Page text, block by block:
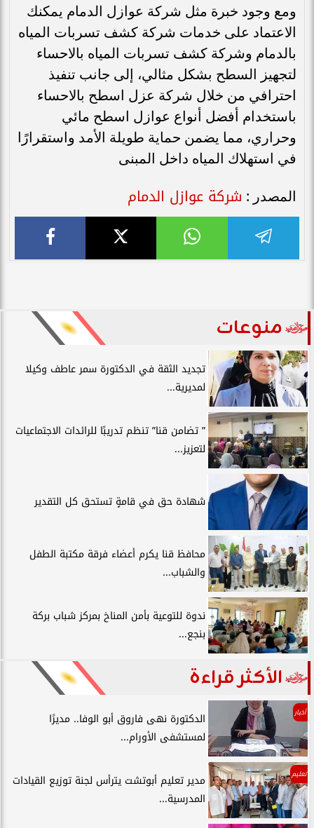
ومع وجود خبرة مثل شركة عوازل الدمام يمكنك
الاعتماد على خدمات شركة كشف تسربات المياه
بالدمام وشركة كشف تسربات المياه بالاحساء
لتجهيز السطح بشكل مثالي، إلى جانب تنفيذ
احترافي من خلال شركة عزل اسطح بالاحساء
باستخدام أفضل أنواع عوازل اسطح مائي
وحراري، مما يضمن حماية طويلة الأمد واستقرارًا
في استهلاك المياه داخل المبنى
المصدر : شركة عوازل الدمام
منوعات
تجديد الثقة في الدكتورة سمر عاطف وكيلا
لمديرية...
” تضامن قنا” تنظم تدريبًا للرائدات الاجتماعيات
لتعزيز...
شهادة حق في قامةٍ تستحق كل التقدير
محافظ قنا يكرم أعضاء فرقة مكتبة الطفل
والشباب...
ندوة للتوعية بأمن المناخ بمركز شباب بركة
بنجع...
الأكثر قراءة
أخبار
الدكتورة نهى فاروق أبو الوفا.. مديرًا
لمستشفى الأورام...
تعليم
مدير تعليم أبوتشت يترأس لجنة توزيع القيادات
المدرسية...